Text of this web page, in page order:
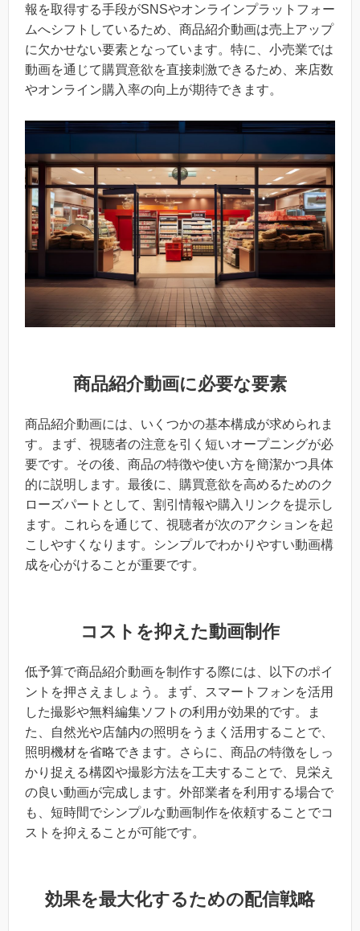
報を取得する手段がSNSやオンラインプラットフォー
ムへシフトしているため、商品紹介動画は売上アップ
に欠かせない要素となっています。特に、小売業では
動画を通じて購買意欲を直接刺激できるため、来店数
やオンライン購入率の向上が期待できます。
商品紹介動画に必要な要素
商品紹介動画には、いくつかの基本構成が求められま
す。まず、視聴者の注意を引く短いオープニングが必
要です。その後、商品の特徴や使い方を簡潔かつ具体
的に説明します。最後に、購買意欲を高めるためのク
ローズパートとして、割引情報や購入リンクを提示し
ます。これらを通じて、視聴者が次のアクションを起
こしやすくなります。シンプルでわかりやすい動画構
成を心がけることが重要です。
コストを抑えた動画制作
低予算で商品紹介動画を制作する際には、以下のポイ
ントを押さえましょう。まず、スマートフォンを活用
した撮影や無料編集ソフトの利用が効果的です。ま
た、自然光や店舗内の照明をうまく活用することで、
照明機材を省略できます。さらに、商品の特徴をしっ
かり捉える構図や撮影方法を工夫することで、見栄え
の良い動画が完成します。外部業者を利用する場合で
も、短時間でシンプルな動画制作を依頼することでコ
ストを抑えることが可能です。
効果を最大化するための配信戦略